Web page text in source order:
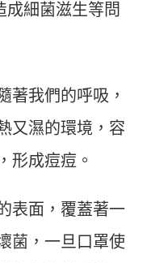
成細菌滋生等問
著我們的呼吸，
又濕的環境，容
形成痘痘。
表面，覆蓋著一
菌，一旦口罩使